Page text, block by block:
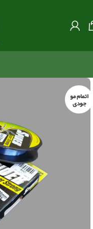
اتمام مو
جودی